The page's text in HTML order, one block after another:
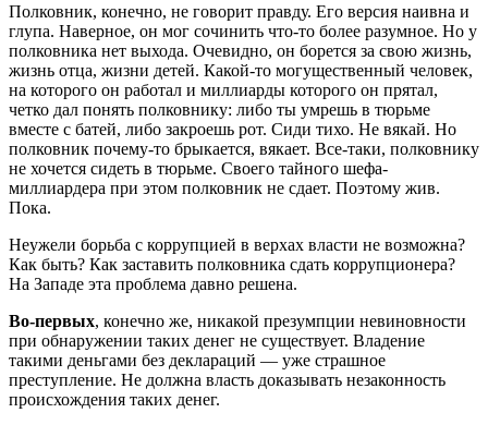
Полковник, конечно, не говорит правду. Его версия наивна и
глупа. Наверное, он мог сочинить что-то более разумное. Но у
полковника нет выхода. Очевидно, он борется за свою жизнь,
жизнь отца, жизни детей. Какой-то могущественный человек,
на которого он работал и миллиарды которого он прятал,
четко дал понять полковнику: либо ты умрешь в тюрьме
вместе с батей, либо закроешь рот. Сиди тихо. Не вякай. Но
полковник почему-то брыкается, вякает. Все-таки, полковнику
не хочется сидеть в тюрьме. Своего тайного шефа-
миллиардера при этом полковник не сдает. Поэтому жив.
Пока.
Неужели борьба с коррупцией в верхах власти не возможна?
Как быть? Как заставить полковника сдать коррупционера?
На Западе эта проблема давно решена.
Во-первых, конечно же, никакой презумпции невиновности
при обнаружении таких денег не существует. Владение
такими деньгами без деклараций — уже страшное
преступление. Не должна власть доказывать незаконность
происхождения таких денег.